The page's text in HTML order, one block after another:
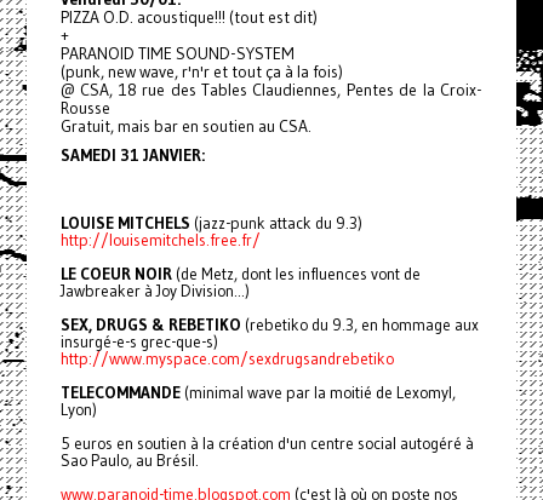
PIZZA O.D. acoustique!!! (tout est dit)
+
PARANOID TIME SOUND-SYSTEM
(punk, new wave, r'n'r et tout ça à la fois)
@ CSA, 18 rue des Tables Claudiennes, Pentes de la Croix-
Rousse
Gratuit, mais bar en soutien au CSA.
SAMEDI 31 JANVIER:
LOUISE MITCHELS (jazz-punk attack du 9.3)
http://louisemitchels.free.fr/
LE COEUR NOIR(de Metz, dont les influences vont de
Jawbreaker à Joy Division...)
SEX, DRUGS & REBETIKO (rebetiko du 9.3, en hommage aux
insurgé-e-s grec-que-s)
http://www.myspace.com/sexdrugsandrebetiko
TELECOMMANDE(minimal wave par la moitié de Lexomyl,
Lyon)
5 euros en soutien à la création d'un centre social autogéré à
Sao Paulo, au Brésil.
www.paranoid-time.blogspot.com (c'est là où on poste nos